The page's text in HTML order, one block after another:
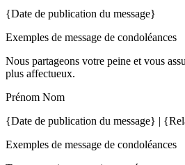
{Date de publication du message}
Exemples de message de condoléances
Nous partageons votre peine et vous
plus affectueux.
Prénom Nom
{Date de publication du message} |
Exemples de message de condoléances